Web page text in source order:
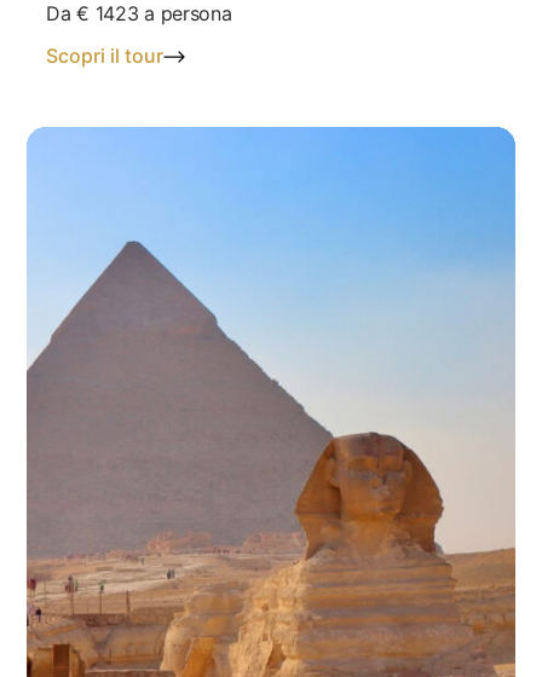
Da€ 1423 a persona
Scopri il tour